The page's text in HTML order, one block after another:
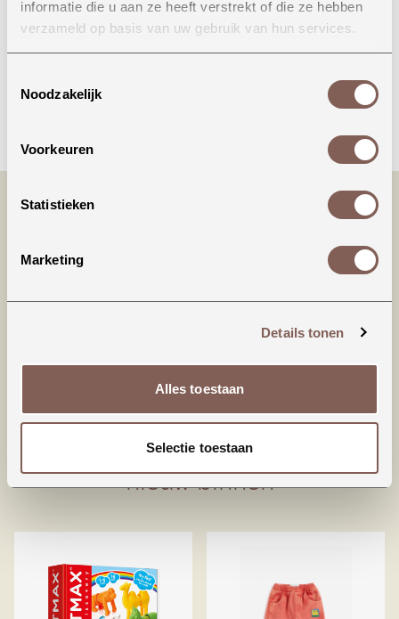
informatie die u aan ze heeft verstrekt of die ze hebben
verzameld op basis van uw gebruik van hun services.
Noodzakelijk
Voorkeuren
Statistieken
Marketing
Details tonen
Alles toestaan
Selectie toestaan
Onze winkel in Uden
Bekijk openingstijden
Productinformatie
95% Biologisch katoen
5% Elastaan
nieuw binnen